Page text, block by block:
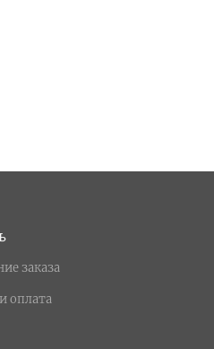
заказа
оплата